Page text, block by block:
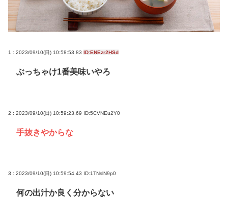
1 : 2023/09/10(日) 10:58:53.83 ID:ENEzr2HSd
ぶっちゃけ1番美味いやろ
2 : 2023/09/10(日) 10:59:23.69 ID:5CVNEu2Y0
手抜きやからな
3 : 2023/09/10(日) 10:59:54.43 ID:1TNslN9p0
何の出汁か良く分からない